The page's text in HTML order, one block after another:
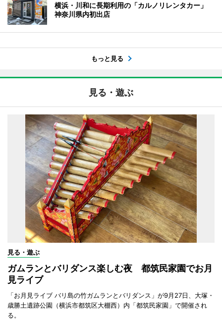
横浜・川和に長期利用の「カルノリレンタカー」
神奈川県内初出店
もっと見る
見る・遊ぶ
見る・遊ぶ
ガムランとバリダンス楽しむ夜 都筑民家園でお月
見ライブ
「お月見ライブ バリ島の竹ガムランとバリダンス」が9月27日、大塚・
歳勝土遺跡公園（横浜市都筑区大棚西）内「都筑民家園」で開催され
る。